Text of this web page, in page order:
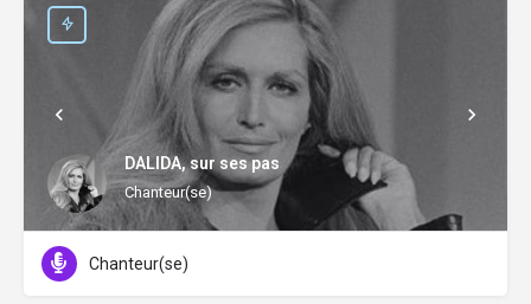
DALIDA, sur ses pas
Chanteur(se)
Chanteur(se)